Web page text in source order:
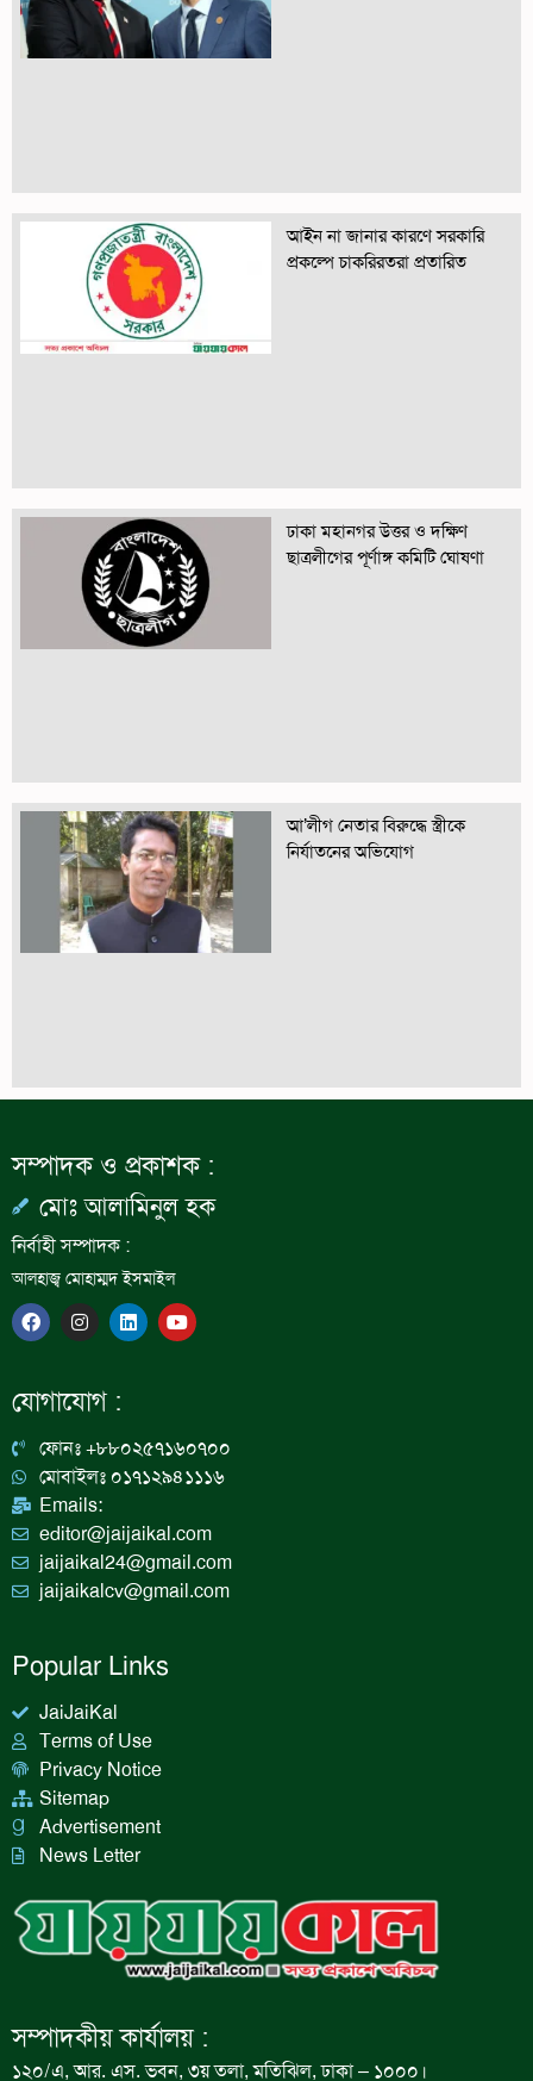
আইন না জানার কারণে সরকারি
প্রকল্পে চাকরিরতরা প্রতারিত
ঢাকা মহানগর উত্তর ও দক্ষিণ
ছাত্রলীগের পূর্ণাঙ্গ কমিটি ঘোষণা
আ’লীগ নেতার বিরুদ্ধে স্ত্রীকে
নির্যাতনের অভিযোগ
সম্পাদক ও প্রকাশক :
মোঃ আলামিনুল হক
নির্বাহী সম্পাদক :
আলহাজ্ব মোহাম্মদ ইসমাইল
F
a
c
b
o
I
n
s
a
g
a
m
L
i
n
n
Y
o
u
যোগাযোগ :
ফোনঃ +৮৮০২৫৭১৬০৭০০
মোবাইলঃ ০১৭১২৯৪১১১৬
Emails:
editor@jaijaikal.com
jaijaikal24@gmail.com
jaijaikalcv@gmail.com
Popular Links
JaiJaiKal
Terms of Use
Privacy Notice
Sitemap
Advertisement
News Letter
সম্পাদকীয় কার্যালয় :
১২০/এ, আর. এস. ভবন, ৩য় তলা, মতিঝিল, ঢাকা – ১০০০।